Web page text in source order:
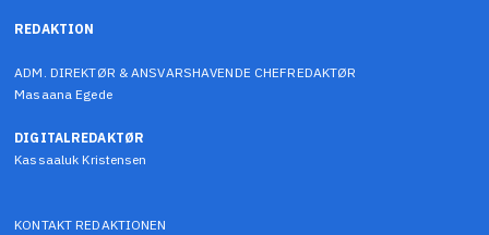
REDAKTION
ADM. DIREKTØR & ANSVARSHAVENDE CHEFREDAKTØR
Masaana Egede
DIGITALREDAKTØR
Kassaaluk Kristensen
KONTAKT REDAKTIONEN